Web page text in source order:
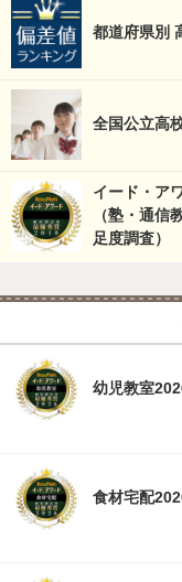
都道府県別
全国公立高
イード・ア
（塾・通信
足度調査）
幼児教室
食材宅配